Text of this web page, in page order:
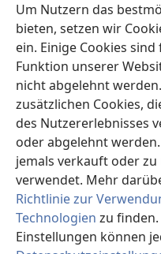
Um Nutzern das
bieten, setzen wir
ein. Einige Cookies
Funktion unserer
nicht abgelehnt
zusätzlichen Cookies,
des Nutzererlebnisses
oder abgelehnt
jemals verkauft oder
verwendet. Mehr
Richtlinie zur
Technologien zu
Einstellungen können
mit Zinsen
28 Nehmt ihm also
dem, der die 10 Talente
hat, wird mehr
Aber wer nicht hat,
weggenommen werden.
nutzlosen Sklaven
wird er weinen und mit
31 Wenn der
Herrlichkeit kommt
sich auf seinen
Völker werden vor ihm